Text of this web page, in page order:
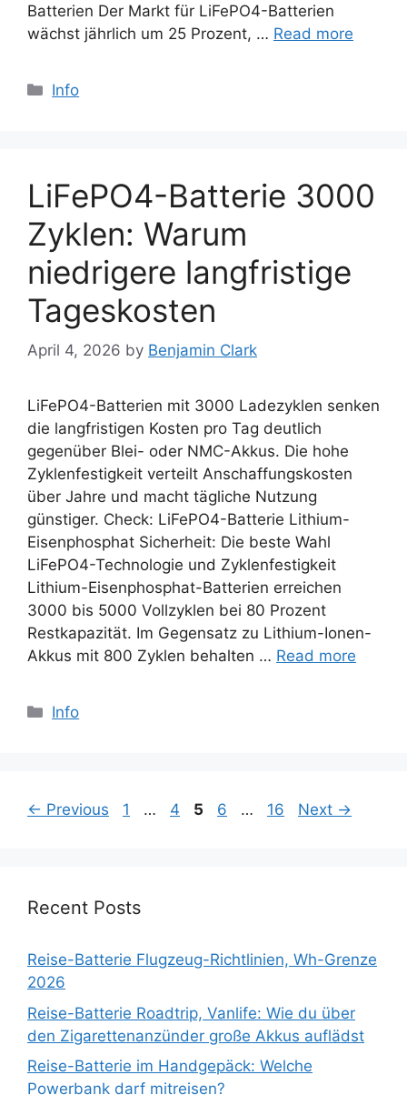
Batterien Der Markt für LiFePO4-Batterien
wächst jährlich um 25 Prozent, … Read more
Categories
Info
LiFePO4-Batterie 3000
Zyklen: Warum
niedrigere langfristige
Tageskosten
April 4, 2026 by Benjamin Clark
LiFePO4-Batterien mit 3000 Ladezyklen senken
die langfristigen Kosten pro Tag deutlich
gegenüber Blei- oder NMC-Akkus. Die hohe
Zyklenfestigkeit verteilt Anschaffungskosten
über Jahre und macht tägliche Nutzung
günstiger. Check: LiFePO4-Batterie Lithium-
Eisenphosphat Sicherheit: Die beste Wahl
LiFePO4-Technologie und Zyklenfestigkeit
Lithium-Eisenphosphat-Batterien erreichen
3000 bis 5000 Vollzyklen bei 80 Prozent
Restkapazität. Im Gegensatz zu Lithium-Ionen-
Akkus mit 800 Zyklen behalten … Read more
Categories
Info
← Previous Page
1 … Page
4 Page
5 Page
6 … Page
16 Next →
Recent Posts
Reise-Batterie Flugzeug-Richtlinien, Wh-Grenze
2026
Reise-Batterie Roadtrip, Vanlife: Wie du über
den Zigarettenanzünder große Akkus auflädst
Reise-Batterie im Handgepäck: Welche
Powerbank darf mitreisen?